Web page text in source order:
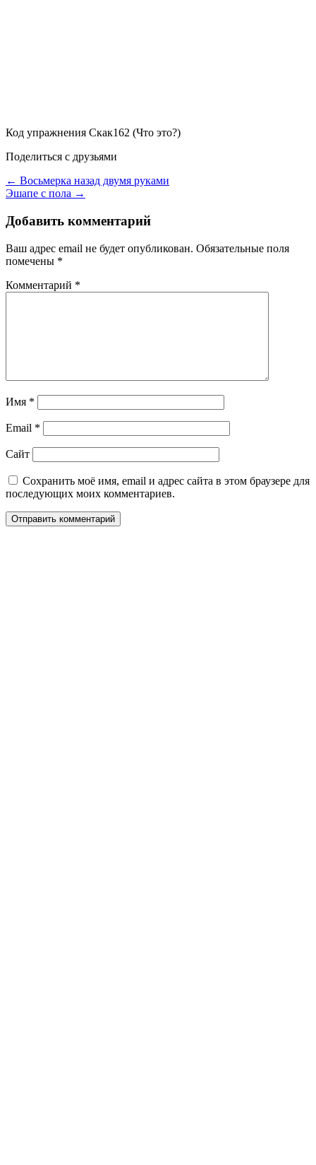
Код упражнения Скак162 (Что это?)
Поделиться с друзьями
← Восьмерка назад двумя руками
Эшапе с пола →
Добавить комментарий
Ваш адрес email не будет опубликован. Обязательные поля
помечены *
Комментарий *
Имя *
Email *
Сайт
Сохранить моё имя, email и адрес сайта в этом браузере для
последующих моих комментариев.